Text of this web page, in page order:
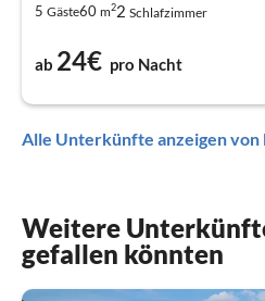
5 Gäste60 m22 Schlafzimmer
ab 24€ pro Nacht
Alle Unterkünfte anzeigen
Weitere
gefallen könnten